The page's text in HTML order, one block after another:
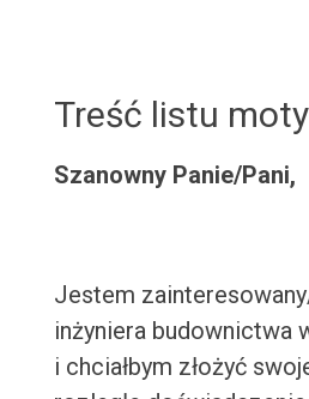
Treść listu
Szanowny Panie/Pani,
Jestem
inżyniera budownictwa
i chciałbym złożyć